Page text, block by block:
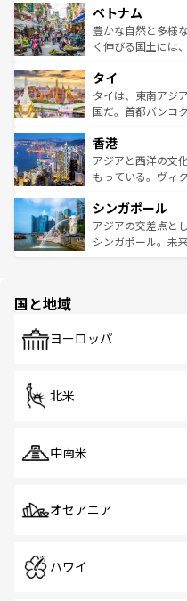
参照してほしい。
容にもいいと評判
が味わ
照してほしい。
き、地方に足を延
できる。そして、
まで、さまざまな
リティに包まれな
覧を参照してほし
ベトナム
豊かな自然と多様
く伸びる国土には
急速な発展と共に
ーチミン市のフラ
醸し出している。
とつ。フォーやバ
ひ現地で味わいた
が旅行者を迎えて
参照してほしい。
タイ
タイは、東南アジ
国だ。首都バンコ
の活気が交差して
帯で自然と触れ合
いビーチでリゾー
激する。気候は一
が待っている。親
た文化、そして多
香港
アジアと西洋の文
もっている。ヴィ
み、どこを訪れて
ており、効率よく
うな絶景から文化
シンガポール
アジアの交差点と
シンガポール。未
で、ホーカーズは
国と地域
ヨーロッパ
北米
中南米
オセアニア
ハワイ